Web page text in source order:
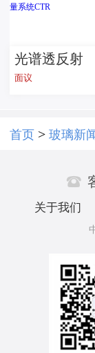
光谱透反射
比在线测量
面议
首页 > 玻璃新

关于我们